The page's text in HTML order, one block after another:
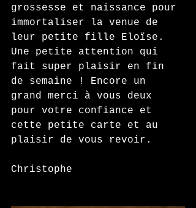
grossesse et naissance pour
immortaliser la venue de
leur petite fille Eloïse.
Une petite attention qui
fait super plaisir en fin
de semaine ! Encore un
grand merci à vous deux
pour votre confiance et
cette petite carte et au
plaisir de vous revoir.
Christophe